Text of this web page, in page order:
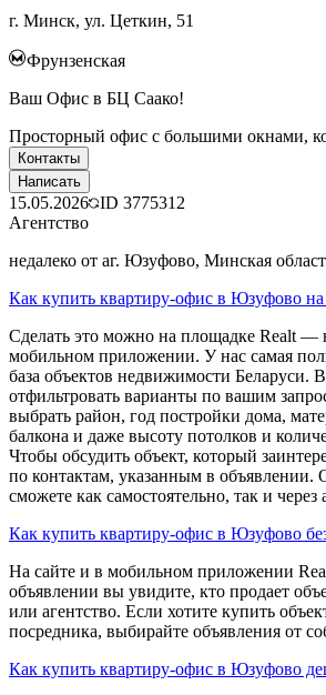
г. Минск, ул. Цеткин, 51
Фрунзенская
Ваш Офис в БЦ Саако!
Просторный офис с большими окнами,
Контакты
Написать
15.05.2026 ID 3775312
Агентство
недалеко от аг. Юзуфово, Минская
Как купить квартиру-офис в Юзуфово на
Сделать это можно на площадке Realt —
мобильном приложении. У нас самая
база объектов недвижимости Беларуси.
отфильтровать варианты по вашим
выбрать район, год постройки дома,
балкона и даже высоту потолков и
Чтобы обсудить объект, который
по контактам, указанным в объявлении.
сможете как самостоятельно, так и через
Как купить квартиру-офис в Юзуфово
На сайте и в мобильном приложении
объявлении вы увидите, кто продает
или агентство. Если хотите купить
посредника, выбирайте объявления от
Как купить квартиру-офис в Юзуфово